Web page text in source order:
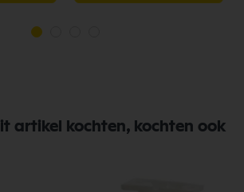
artikel kochten, kochten ook